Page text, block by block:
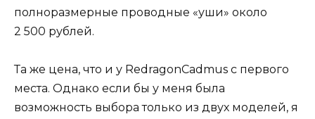
полноразмерные проводные «уши» около
2 500 рублей.
Та же цена, что и у RedragonCadmus с первого
места. Однако если бы у меня была
возможность выбора только из двух моделей, я